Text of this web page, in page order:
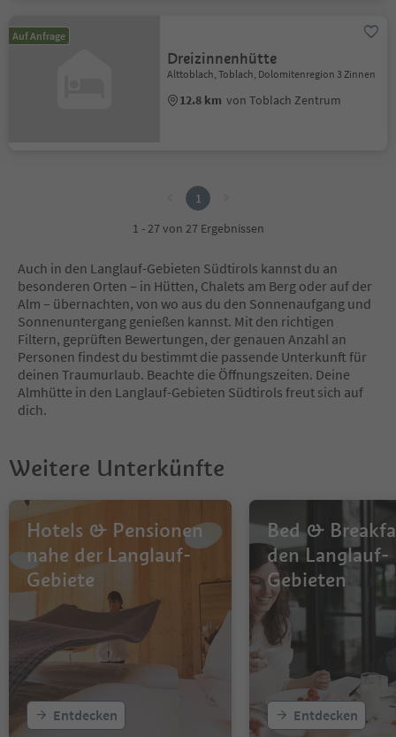
Auf Anfrage
Dreizinnenhütte
Alttoblach, Toblach, Dolomitenregion 3 Zinnen
12.8 km von Toblach Zentrum
1
1 - 27 von 27 Ergebnissen
Auch in den Langlauf-Gebieten Südtirols kannst du an
besonderen Orten – in Hütten, Chalets am Berg oder auf der
Alm – übernachten, von wo aus du den Sonnenaufgang und
Sonnenuntergang genießen kannst. Mit den richtigen
Filtern, geprüften Bewertungen, der genauen Anzahl an
Personen findest du bestimmt die passende Unterkunft für
deinen Traumurlaub. Beachte die Öffnungszeiten. Deine
Almhütte in den Langlauf-Gebieten Südtirols freut sich auf
dich.
Weitere Unterkünfte
Hotels & Pensionen
nahe der Langlauf-
Gebiete
Entdecken
Bed &
den Langlauf-
Gebieten
Entdecken